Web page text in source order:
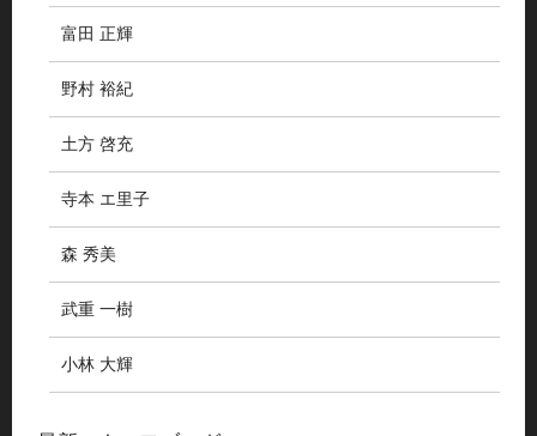
富田 正輝
野村 裕紀
土方 啓充
寺本 エ里子
森 秀美
武重 一樹
小林 大輝